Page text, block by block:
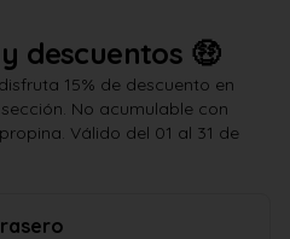
descuentos 🤑
15% de descuento en
No acumulable con
Válido del 01 al 31 de